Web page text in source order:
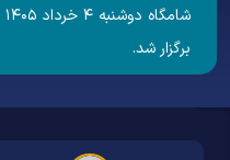
برگزار شد.